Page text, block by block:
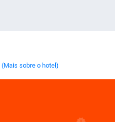
(Mais sobre o hotel)